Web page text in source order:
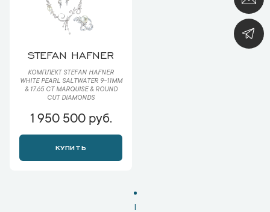
STEFAN HAFNER
КОМПЛЕКТ STEFAN HAFNER
WHITE PEARL SALTWATER 9-11MM
& 17.65 CT MARQUISE & ROUND
CUT DIAMONDS
1 950 500 руб.
КУПИТЬ
1